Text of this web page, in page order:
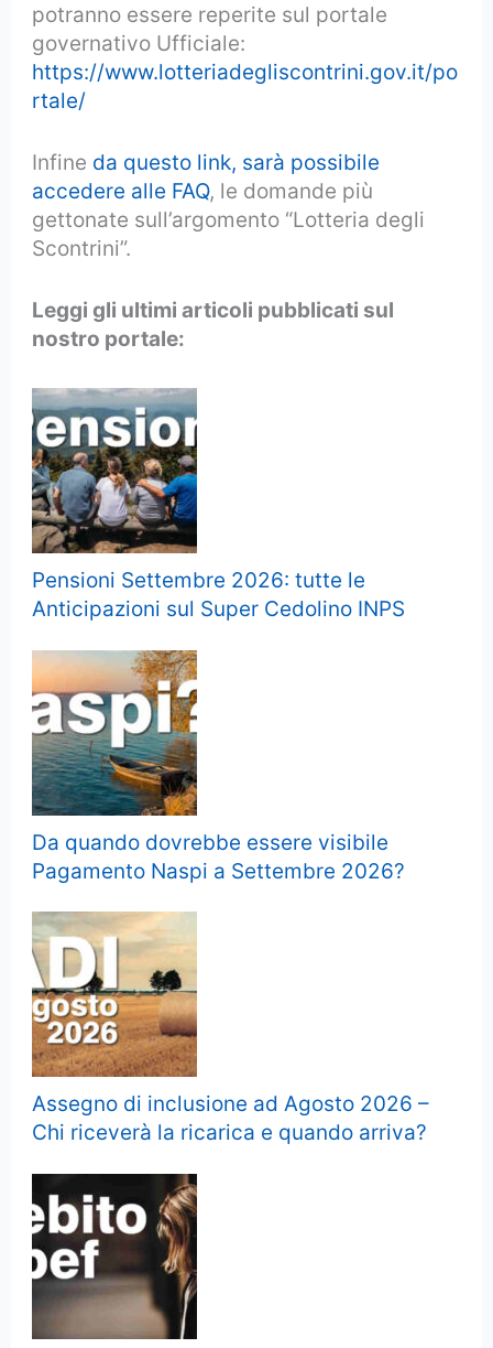
potranno essere reperite sul portale
governativo Ufficiale:
https://www.lotteriadegliscontrini.gov.it/po
rtale/
Infine da questo link, sarà possibile
accedere alle FAQ, le domande più
gettonate sull’argomento “Lotteria degli
Scontrini”.
Leggi gli ultimi articoli pubblicati sul
nostro portale:
Pensioni Settembre 2026: tutte le
Anticipazioni sul Super Cedolino INPS
Da quando dovrebbe essere visibile
Pagamento Naspi a Settembre 2026?
Assegno di inclusione ad Agosto 2026 –
Chi riceverà la ricarica e quando arriva?